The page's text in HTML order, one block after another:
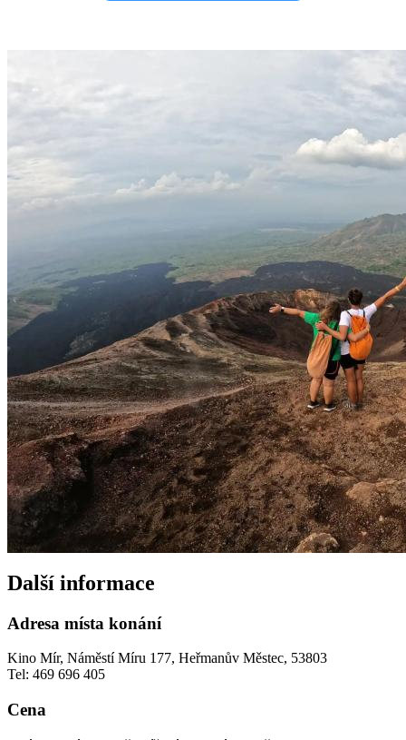
Další informace
Adresa místa konání
Kino Mír, Náměstí Míru 177, Heřmanův Městec, 53803
Tel: 469 696 405
Cena